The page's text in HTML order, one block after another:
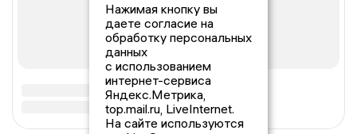
Нажимая кнопку вы
даете согласие на
обработку персональных
данных
с использованием
интернет-сервиса
Яндекс.Метрика,
top.mail.ru, LiveInternet.
На сайте используются